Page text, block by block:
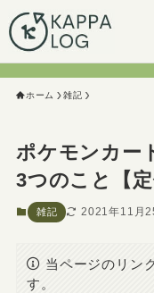
ホーム 雑記
ポケモンカー
3つのこと【定
雑記 2021年11月
当ページのリン
す。